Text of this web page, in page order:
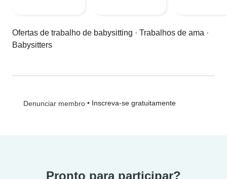
Ofertas de trabalho de babysitting · Trabalhos de ama ·
Babysitters
Denunciar membro• Inscreva-se gratuitamente
Pronto para participar?